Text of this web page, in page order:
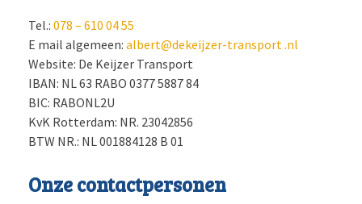
Tel.: 078 – 610 04 55
E mail algemeen: albert@dekeijzer-transport .nl
Website: De Keijzer Transport
IBAN: NL 63 RABO 0377 5887 84
BIC: RABONL2U
KvK Rotterdam: NR. 23042856
BTW NR.: NL 001884128 B 01
Onze contactpersonen